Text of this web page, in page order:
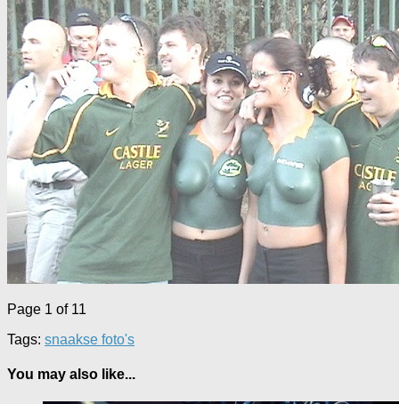
Page 1 of 11
Tags: snaakse foto's
You may also like...